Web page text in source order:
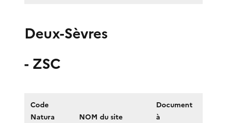
Deux-Sèvres
- ZSC
Code
Natura
NOM du site
Document
à